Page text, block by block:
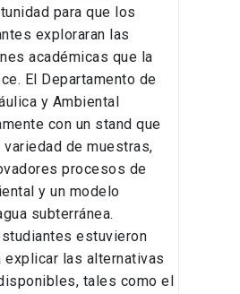
para que los
exploraran las
académicas que la
El Departamento de
y Ambiental
con un stand que
de muestras,
procesos de
y un modelo
subterránea.
estuvieron
explicar las alternativas
tales como el